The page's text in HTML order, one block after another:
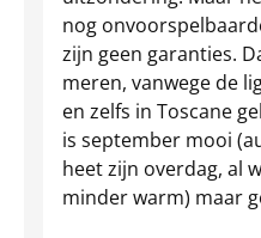
nog
zijn geen garanties.
meren, vanwege de
en zelfs in Toscane
is september mooi
heet zijn overdag, al
minder warm) maar